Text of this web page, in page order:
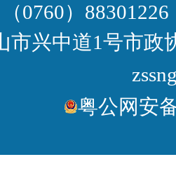
0760）
市兴中道1号市政
粤公网安